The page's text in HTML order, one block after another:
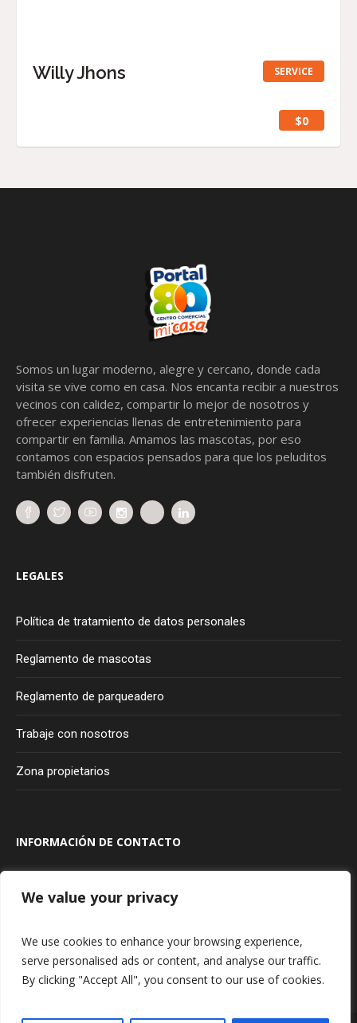
We value your privacy
We use cookies to enhance your browsing experience,
serve personalised ads or content, and analyse our traffic.
By clicking "Accept All", you consent to our use of cookies.
SERVICE
Willy Jhons
$0
Somos un lugar moderno, alegre y cercano, donde cada
visita se vive como en casa. Nos encanta recibir a nuestros
vecinos con calidez, compartir lo mejor de nosotros y
ofrecer experiencias llenas de entretenimiento para
compartir en familia. Amamos las mascotas, por eso
contamos con espacios pensados para que los peluditos
también disfruten.
LEGALES
Política de tratamiento de datos personales
Reglamento de mascotas
Reglamento de parqueadero
Trabaje con nosotros
Zona propietarios
INFORMACIÓN DE CONTACTO
Transversal 100A #80A - 20